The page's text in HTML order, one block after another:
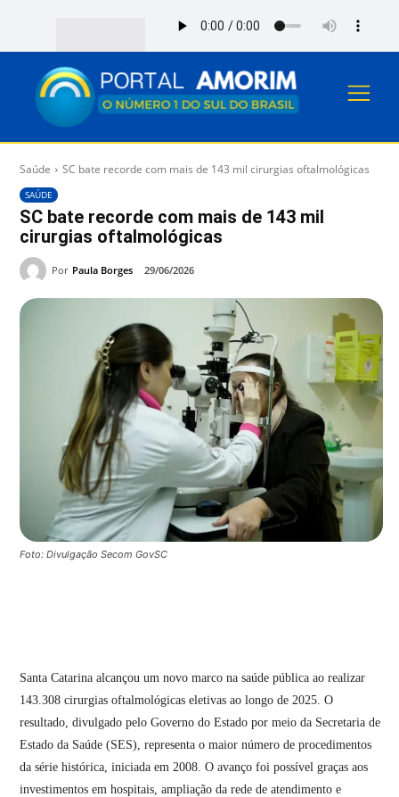
Saúde SC bate recorde com mais de 143 mil cirurgias oftalmológicas
SAÚDE
SC bate recorde com mais de 143 mil
cirurgias oftalmológicas
Por Paula Borges 29/06/2026
Foto: Divulgação Secom GovSC
Santa Catarina alcançou um novo marco na saúde pública ao realizar
143.308 cirurgias oftalmológicas eletivas ao longo de 2025. O
resultado, divulgado pelo Governo do Estado por meio da Secretaria de
Estado da Saúde (SES), representa o maior número de procedimentos
da série histórica, iniciada em 2008. O avanço foi possível graças aos
investimentos em hospitais, ampliação da rede de atendimento e